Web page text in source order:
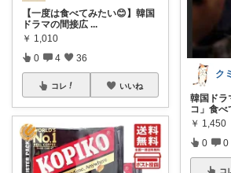
【一度は食べてみたい😊】韓国
ドラマの間接広 ...
￥ 1,010
0 4 36
コレ いいね
ク
韓国ドラ
コ」食べ
￥ 1,450
0 0
コ